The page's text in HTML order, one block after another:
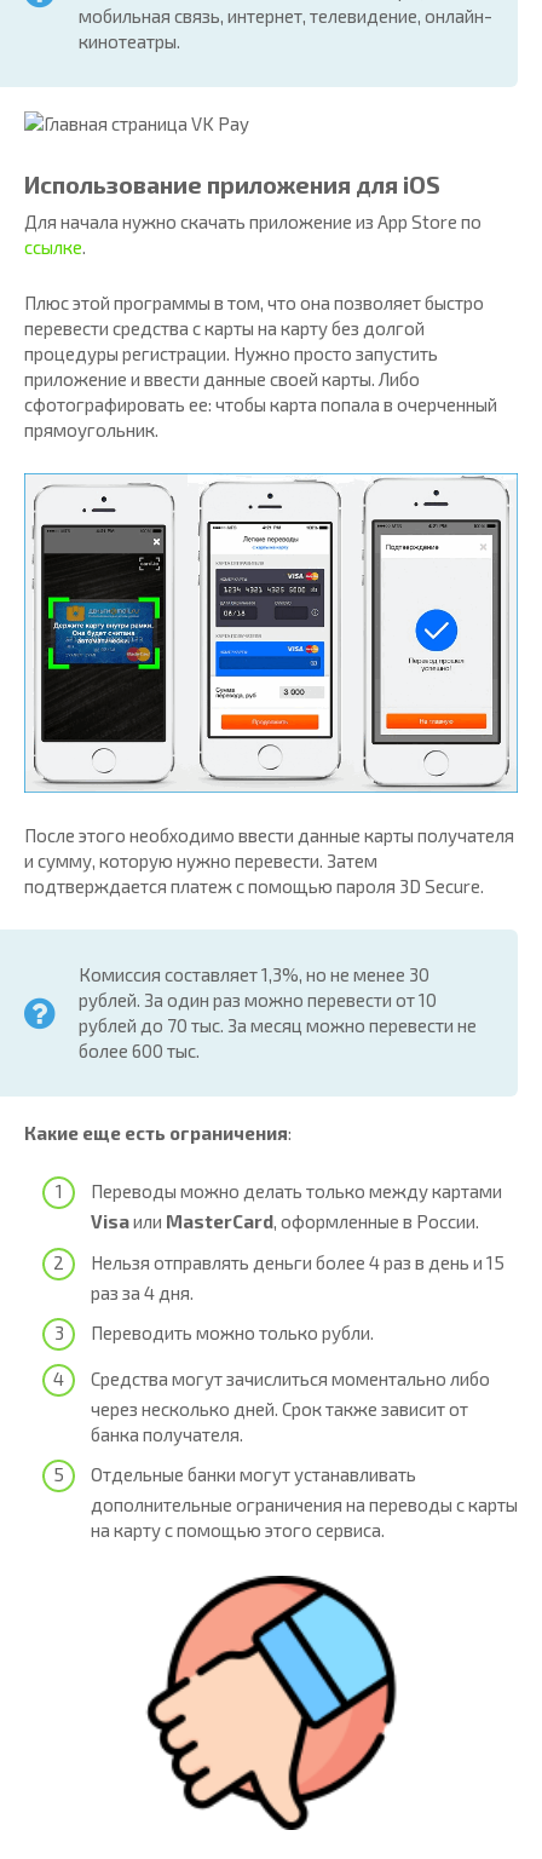
мобильная связь, интернет, телевидение, онлайн-
кинотеатры.
Использование приложения для iOS
Для начала нужно скачать приложение из App Store по
ссылке.
Плюс этой программы в том, что она позволяет быстро
перевести средства с карты на карту без долгой
процедуры регистрации. Нужно просто запустить
приложение и ввести данные своей карты. Либо
сфотографировать ее: чтобы карта попала в очерченный
прямоугольник.
После этого необходимо ввести данные карты получателя
и сумму, которую нужно перевести. Затем
подтверждается платеж с помощью пароля 3D Secure.
Комиссия составляет 1,3%, но не менее 30
рублей. За один раз можно перевести от 10
рублей до 70 тыс. За месяц можно перевести не
более 600 тыс.
Какие еще есть ограничения:
Переводы можно делать только между картами
Visaили MasterCard, оформленные в России.
Нельзя отправлять деньги более 4 раз в день и 15
раз за 4 дня.
Переводить можно только рубли.
Средства могут зачислиться моментально либо
через несколько дней. Срок также зависит от
банка получателя.
Отдельные банки могут устанавливать
дополнительные ограничения на переводы с карты
на карту с помощью этого сервиса.